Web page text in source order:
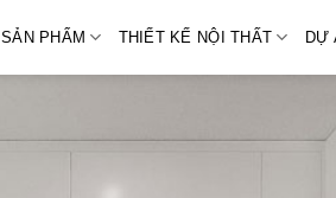
SẢN PHẨM THIẾT KẾ NỘI THẤT DỰ